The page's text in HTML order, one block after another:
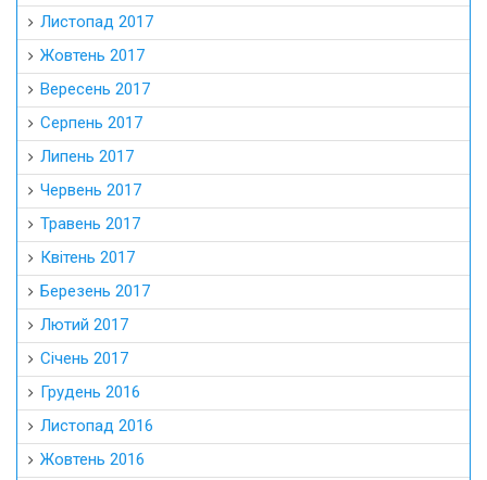
Листопад 2017
Жовтень 2017
Вересень 2017
Серпень 2017
Липень 2017
Червень 2017
Травень 2017
Квітень 2017
Березень 2017
Лютий 2017
Січень 2017
Грудень 2016
Листопад 2016
Жовтень 2016